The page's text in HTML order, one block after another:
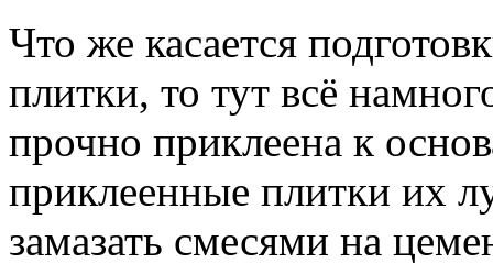
Что же касается
плитки, то тут всё
прочно приклеена к
приклеенные плитки их
замазать смесями на